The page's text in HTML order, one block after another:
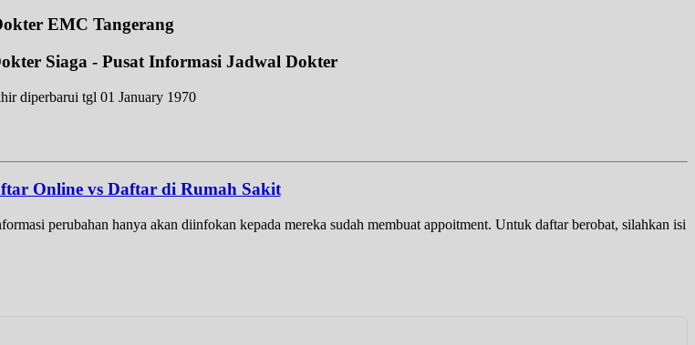
EMC Tangerang
Siaga - Pusat Informasi Jadwal Dokter
diperbarui tgl 01 January 1970
Online vs Daftar di Rumah Sakit
perubahan hanya akan diinfokan kepada mereka sudah membuat appoitment. Untuk daftar berobat, silahkan isi